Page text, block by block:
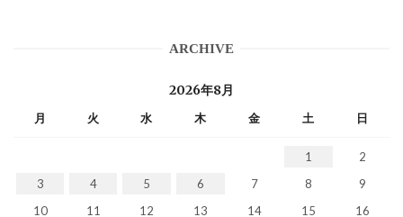
ARCHIVE
2026年8月
月 火 水 木 金 土 日
1
2
3
4 5 6 7 8
9
10
11 12 13 14 15 16